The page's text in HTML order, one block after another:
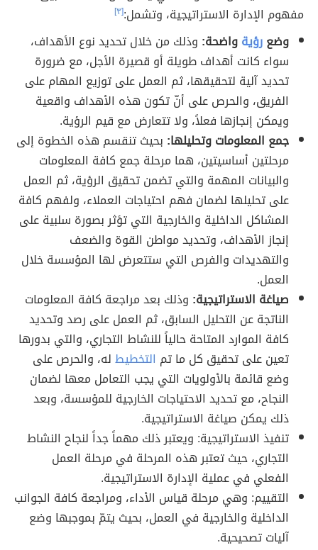
مفهوم الإدارة الاستراتيجية، وتشمل:[٣]
وضعرؤيةواضحة: وذلك من خلال تحديد نوع الأهداف،
سواء كانت أهداف طويلة أو قصيرة الأجل، مع ضرورة
تحديد آلية لتحقيقها، ثم العمل على توزيع المهام على
الفريق، والحرص على أنّ تكون هذه الأهداف واقعية
ويمكن إنجازها فعلاً، ولا تتعارض مع قيم الرؤية.
جمع المعلومات وتحليلها: بحيث تنقسم هذه الخطوة إلى
مرحلتين أساسيتين، هما مرحلة جمع كافة المعلومات
والبيانات المهمة والتي تضمن تحقيق الرؤية، ثم العمل
على تحليلها لضمان فهم احتياجات العملاء، ولفهم كافة
المشاكل الداخلية والخارجية التي تؤثر بصورة سلبية على
إنجاز الأهداف، وتحديد مواطن القوة والضعف
والتهديدات والفرص التي ستتعرض لها المؤسسة خلال
العمل.
صياغة الاستراتيجية: وذلك بعد مراجعة كافة المعلومات
الناتجة عن التحليل السابق، ثم العمل على رصد وتحديد
كافة الموارد المتاحة حالياً للنشاط التجاري، والتي بدورها
تعين على تحقيق كل ما تم التخطيطله، والحرص على
وضع قائمة بالأولويات التي يجب التعامل معها لضمان
النجاح، مع تحديد الاحتياجات الخارجية للمؤسسة، وبعد
ذلك يمكن صياغة الاستراتيجية.
تنفيذ الاستراتيجية: ويعتبر ذلك مهماً جداً لنجاح النشاط
التجاري، حيث تعتبر هذه المرحلة في مرحلة العمل
الفعلي في عملية الإدارة الاستراتيجية.
التقييم: وهي مرحلة قياس الأداء، ومراجعة كافة الجوانب
الداخلية والخارجية في العمل، بحيث يتمّ بموجبها وضع
آليات تصحيحية.